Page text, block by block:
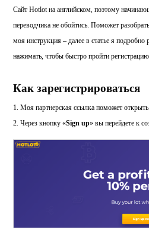
Сайт Hotlot на английском, поэтому
переводчика не обойтись. Поможет
моя инструкция – далее в статье я
нажимать, чтобы быстро пройти регистрацию
Как зарегистрироваться
1. Моя партнерская ссылка поможет
2. Через кнопку «Sign up» вы перейдете к